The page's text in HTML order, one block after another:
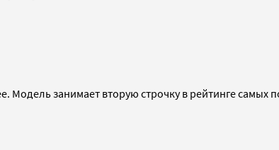
занимает вторую строчку в рейтинге самых